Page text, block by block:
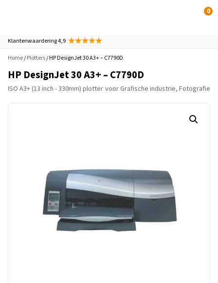
0
Klantenwaardering 4,9
Home/Plotters/ HP DesignJet 30 A3+ – C7790D
HP DesignJet 30 A3+ – C7790D
ISO A3+ (13 inch - 330mm) plotter voor Grafische industrie, Fotografie